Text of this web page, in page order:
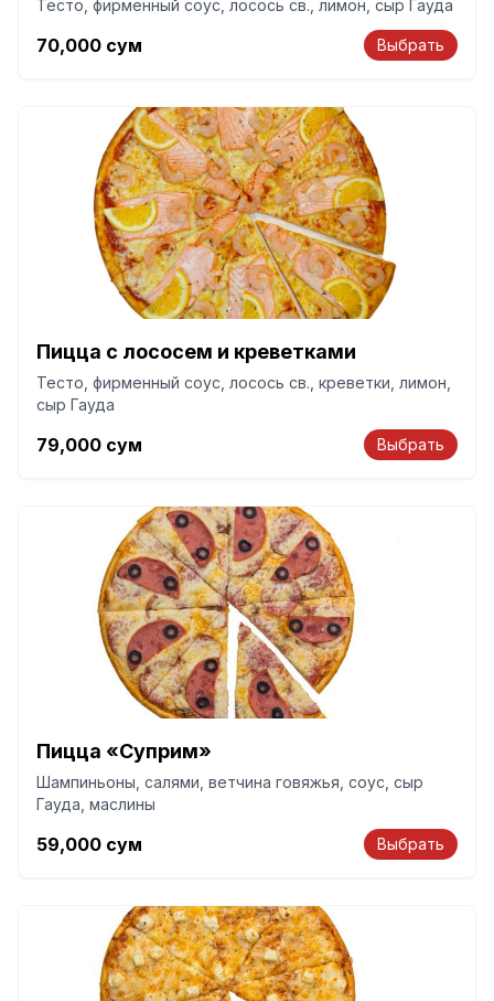
Тесто, фирменный соус, лосось св., лимон, сыр Гауда
70,000 сум Выбрать
Пицца с лососем и креветками
Тесто, фирменный соус, лосось св., креветки, лимон,
сыр Гауда
79,000 сум Выбрать
Пицца «Суприм»
Шампиньоны, салями, ветчина говяжья, соус, сыр
Гауда, маслины
59,000 сум Выбрать